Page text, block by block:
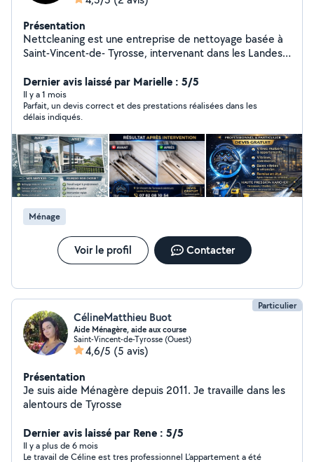
Présentation
Nettcleaning est une entreprise de nettoyage basée à
Saint-Vincent-de- Tyrosse, intervenant dans les Landes
les professionnels dans l'entretien et la remise en
propreté de leurs espaces, avec sérieux, efficacité et
discrétion. Mes prestations comprennent: : Nettoyage
de maison & appartement : Nettoyage vitre, baie
vitrée, véranda : Remise en état, fin de chantier :
Nettoyage haute pression : Espace vert, tonte ,
débroussailleuse N'hésitez pas à me contacter
Nett'cleaning
Dernier avis laissé par Marielle : 5/5
Il y a 1 mois
Parfait, un devis correct et des prestations réalisées dans les
délais indiqués.
Ménage
Voir le profil Contacter
Particulier
CélineMatthieu Buot
Aide Ménagère, aide aux course
Saint-Vincent-de-Tyrosse (Ouest)
4,6/5 (5 avis)
Présentation
Je suis aide Ménagère depuis 2011. Je travaille dans les
alentours de Tyrosse
Dernier avis laissé par Rene : 5/5
Il y a plus de 6 mois
Le travail de Céline est tres professionnel L’appartement a été